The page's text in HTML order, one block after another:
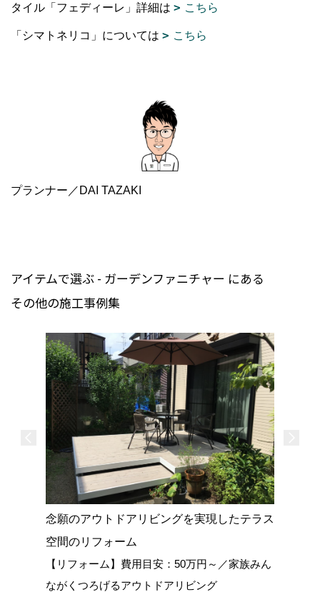
タイル「フェディーレ」詳細は こちら
「シマトネリコ」については こちら
プランナー／DAI TAZAKI
アイテムで選ぶ - ガーデンファニチャー にある
その他の施工事例集
念願のアウトドアリビングを実現したテラス
空間のリフォーム
【リフォーム】費用目安：50万円～／家族みん
ながくつろげるアウトドアリビング